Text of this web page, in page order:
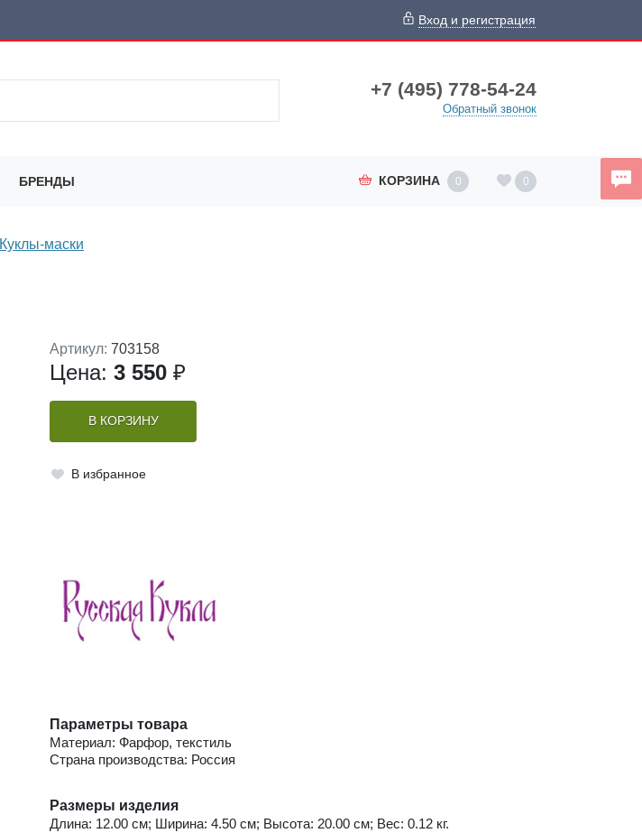
Вход и регистрация
+7 (495) 778-54-24
Обратный звонок
БРЕНДЫ КОРЗИНА 0 0
Куклы-маски
Артикул: 703158
Цена: 3 550 ₽
В КОРЗИНУ
В избранное
Параметры товара
Материал: Фарфор, текстиль
Страна производства: Россия
Размеры изделия
Длина: 12.00 см; Ширина: 4.50 см; Высота: 20.00 см; Вес: 0.12 кг.